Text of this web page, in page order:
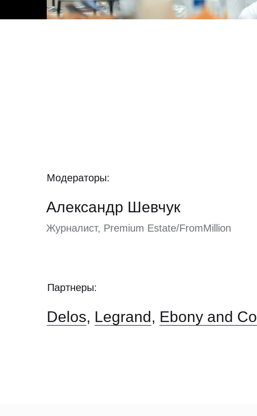
Модераторы:
Партнеры:
Delos, Legrand, Ebony and Co
Александр Шевчук
Журналист, Premium Estate/FromMillion